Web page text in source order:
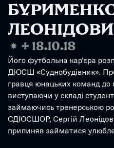
❋ ✢ 18.10.18
Його футбольна кар'єра
ДЮСШ «Суднобудівник».
гравця юнацьких команд до
виступаючи у складі
займаючись тренерською
СДЮСШОР, Сергій
припиняв займатися